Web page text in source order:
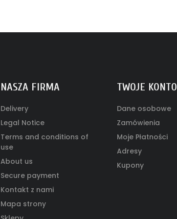
NASZA FIRMA
Delivery
Legal Notice
Terms and conditions of
use
About us
Secure payment
Kontakt z nami
Mapa strony
TWOJE KONTO
Dane osobowe
Zamówienia
Moje Płatności
Adresy
Kupony